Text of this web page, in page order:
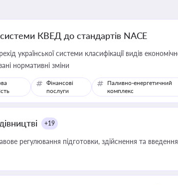
системи КВЕД до стандартів NACE
української системи класифікації видів
нормативні зміни
Фінансові
послуги
Паливно-енергетичний
комплекс
+19
регулювання підготовки, здійснення та введення